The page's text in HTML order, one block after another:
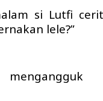
si Lutfi
lele?”